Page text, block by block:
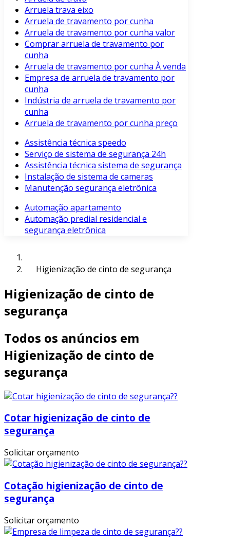
Arruela trava eixo
Arruela de travamento por cunha
Arruela de travamento por cunha valor
Comprar arruela de travamento por
cunha
Arruela de travamento por cunha À venda
Empresa de arruela de travamento por
cunha
Indústria de arruela de travamento por
cunha
Arruela de travamento por cunha preço
Assistência técnica speedo
Serviço de sistema de segurança 24h
Assistência técnica sistema de segurança
Instalação de sistema de cameras
Manutenção segurança eletrônica
Automação apartamento
Automação predial residencial e
segurança eletrônica
Higienização de cinto de segurança
Higienização de cinto de
segurança
Todos os anúncios em
Higienização de cinto de
segurança
Cotar higienização de cinto de
segurança
Solicitar orçamento
Cotação higienização de cinto de
segurança
Solicitar orçamento